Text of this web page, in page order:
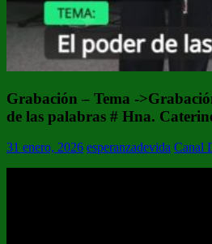
Grabación – Tema -
de las palabras # Hna.
31 enero, 2026 esperanzadevida Canal